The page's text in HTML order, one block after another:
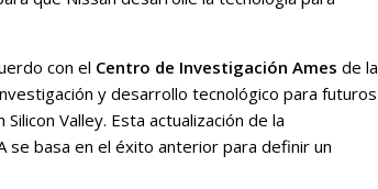
con el Centro de Investigación Ames de la
y desarrollo tecnológico para futuros
Valley. Esta actualización de la
se basa en el éxito anterior para definir un